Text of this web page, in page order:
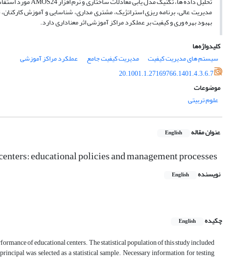
مدیریت عالی، برنامه ریزی استراتژیک، مشتری مداری، شناسایی و آموزش
بهبود بهره وری و کیفیت بر عملکرد مراکز آموزشی اثر معناداری دارد.
کلیدواژه‌ها
سیستم های مدیریت کیفیت
مدیریت کیفیت جامع
عملکرد مراکز آموزشی
20.1001.1.27169766.1401.4.3.6.7
موضوعات
علوم تربیتی
عنوان مقاله English
educational policies and management processes
نویسنده English
چکیده
English
of educational centers. The statistical population of this study included
was selected as a statistical sample. Necessary information for testing